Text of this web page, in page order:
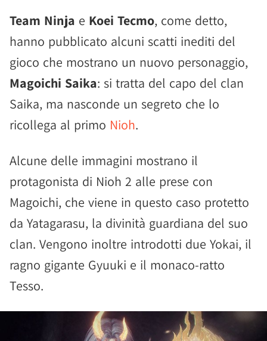
Team Ninja e Koei Tecmo, come detto,
hanno pubblicato alcuni scatti inediti del
gioco che mostrano un nuovo personaggio,
Magoichi Saika: si tratta del capo del clan
Saika, ma nasconde un segreto che lo
ricollega al primo Nioh.
Alcune delle immagini mostrano il
protagonista di Nioh 2 alle prese con
Magoichi, che viene in questo caso protetto
da Yatagarasu, la divinità guardiana del suo
clan. Vengono inoltre introdotti due Yokai, il
ragno gigante Gyuuki e il monaco-ratto
Tesso.